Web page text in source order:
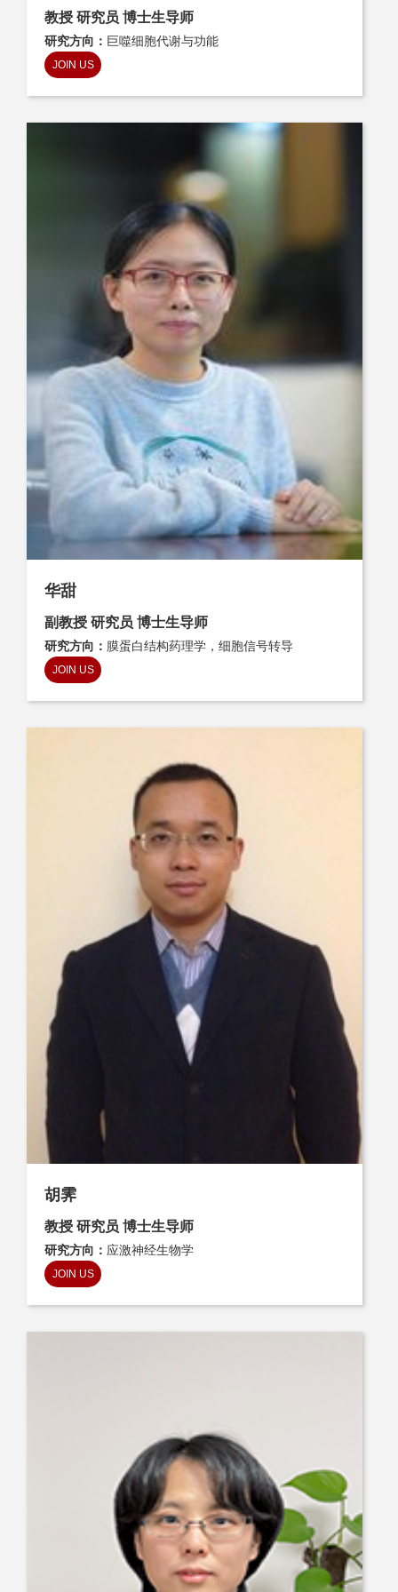
教授 研究员 博士生导师
研究方向： 巨噬细胞代谢与功能
JOIN US
华甜
副教授 研究员 博士生导师
研究方向： 膜蛋白结构药理学，细胞信号转导
JOIN US
胡霁
教授 研究员 博士生导师
研究方向： 应激神经生物学
JOIN US